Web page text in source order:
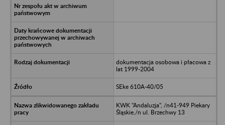
dokumentacja osobowa i płacowa z
lat 1999-2004
SEke 610A-40/05
KWK "Andaluzja", /n41-949 Piekary
Śląskie,/n ul. Brzechwy 13